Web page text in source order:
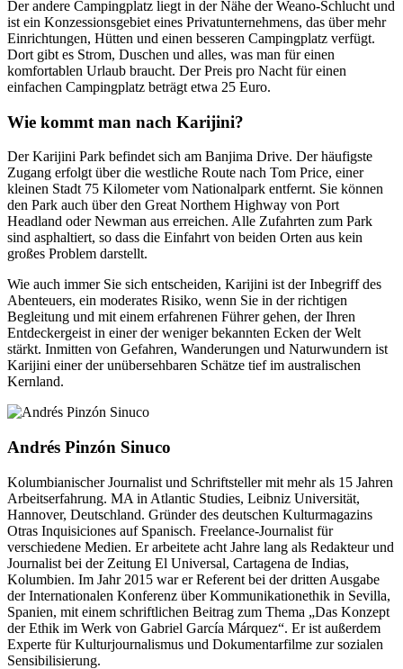
Der andere Campingplatz liegt in der Nähe der Weano-Schlucht und
ist ein Konzessionsgebiet eines Privatunternehmens, das über mehr
Einrichtungen, Hütten und einen besseren Campingplatz verfügt.
Dort gibt es Strom, Duschen und alles, was man für einen
komfortablen Urlaub braucht. Der Preis pro Nacht für einen
einfachen Campingplatz beträgt etwa 25 Euro.
Wie kommt man nach Karijini?
Der Karijini Park befindet sich am Banjima Drive. Der häufigste
Zugang erfolgt über die westliche Route nach Tom Price, einer
kleinen Stadt 75 Kilometer vom Nationalpark entfernt. Sie können
den Park auch über den Great Northem Highway von Port
Headland oder Newman aus erreichen. Alle Zufahrten zum Park
sind asphaltiert, so dass die Einfahrt von beiden Orten aus kein
großes Problem darstellt.
Wie auch immer Sie sich entscheiden, Karijini ist der Inbegriff des
Abenteuers, ein moderates Risiko, wenn Sie in der richtigen
Begleitung und mit einem erfahrenen Führer gehen, der Ihren
Entdeckergeist in einer der weniger bekannten Ecken der Welt
stärkt. Inmitten von Gefahren, Wanderungen und Naturwundern ist
Karijini einer der unübersehbaren Schätze tief im australischen
Kernland.
Andrés Pinzón Sinuco
Kolumbianischer Journalist und Schriftsteller mit mehr als 15 Jahren
Arbeitserfahrung. MA in Atlantic Studies, Leibniz Universität,
Hannover, Deutschland. Gründer des deutschen Kulturmagazins
Otras Inquisiciones auf Spanisch. Freelance-Journalist für
verschiedene Medien. Er arbeitete acht Jahre lang als Redakteur und
Journalist bei der Zeitung El Universal, Cartagena de Indias,
Kolumbien. Im Jahr 2015 war er Referent bei der dritten Ausgabe
der Internationalen Konferenz über Kommunikationethik in Sevilla,
Spanien, mit einem schriftlichen Beitrag zum Thema „Das Konzept
der Ethik im Werk von Gabriel García Márquez“. Er ist außerdem
Experte für Kulturjournalismus und Dokumentarfilme zur sozialen
Sensibilisierung.